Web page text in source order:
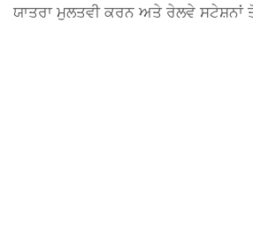
ਯਾਤਰਾ ਮੁਲਤਵੀ ਕਰਨ ਅਤੇ ਰੇਲਵੇ ਸਟੇਸ਼ਨਾਂ